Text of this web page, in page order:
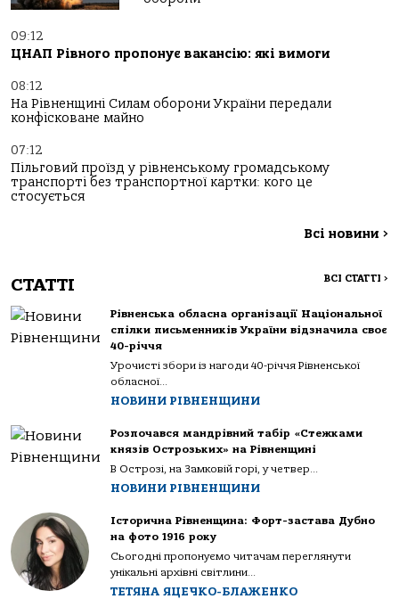
09:12
ЦНАП Рівного пропонує вакансію: які вимоги
08:12
На Рівненщині Силам оборони України передали
конфісковане майно
07:12
Пільговий проїзд у рівненському громадському
транспорті без транспортної картки: кого це
стосується
Всі новини >
СТАТТІ ВСІ СТАТТІ >
Рівненська обласна організації Національної
спілки письменників України відзначила своє
40-річчя
Урочисті збори із нагоди 40-річчя Рівненської
обласної...
НОВИНИ РІВНЕНЩИНИ
Розпочався мандрівний табір «Стежками
князів Острозьких» на Рівненщині
В Острозі, на Замковій горі, у четвер...
НОВИНИ РІВНЕНЩИНИ
Історична Рівненщина: Форт-застава Дубно
на фото 1916 року
Сьогодні пропонуємо читачам переглянути
унікальні архівні світлини...
ТЕТЯНА ЯЦЕЧКО-БЛАЖЕНКО